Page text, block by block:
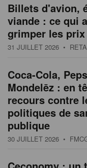
Billets d'avion,
viande : ce qui
grimper les
31 JUILLET 2026 •
Coca-Cola,
Mondelēz : en
recours contre
politiques de
publique
30 JUILLET 2026 •